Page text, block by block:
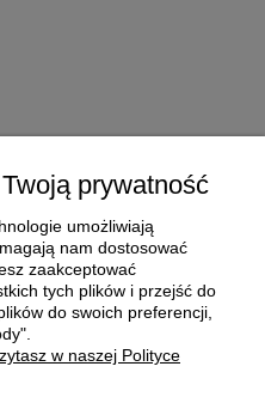
dostawa
prywatność
umożliwiają
nam dostosować
zaakceptować
tych plików i przejść do
do swoich preferencji,
w naszej Polityce